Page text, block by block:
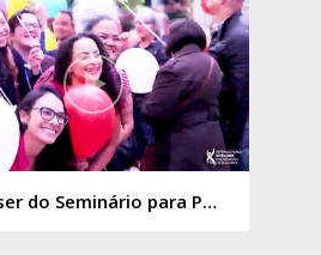
Teaser do Seminário para Pacientes & Familiares em São Paulo